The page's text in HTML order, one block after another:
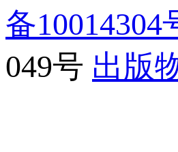
备10014304
049号 出版